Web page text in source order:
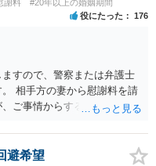
謝料 #20年以上の婚姻期間
役にたった 176
すので、警察または弁護士
相手方の妻から慰謝料を請
ご事情からすると減額交渉
避希望